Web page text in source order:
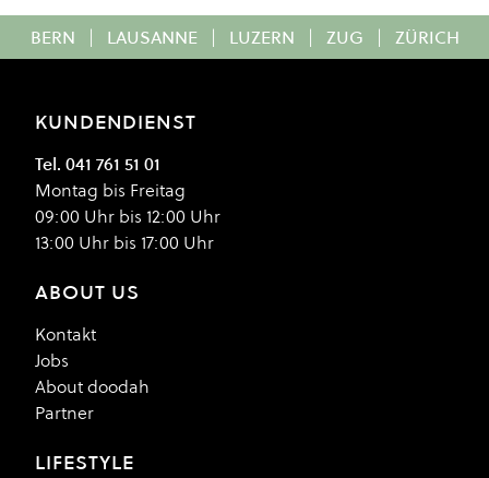
BERN | LAUSANNE | LUZERN | ZUG | ZÜRICH
KUNDENDIENST
Tel. 041 761 51 01
Montag bis Freitag
09:00 Uhr bis 12:00 Uhr
13:00 Uhr bis 17:00 Uhr
ABOUT US
Kontakt
Jobs
About doodah
Partner
LIFESTYLE